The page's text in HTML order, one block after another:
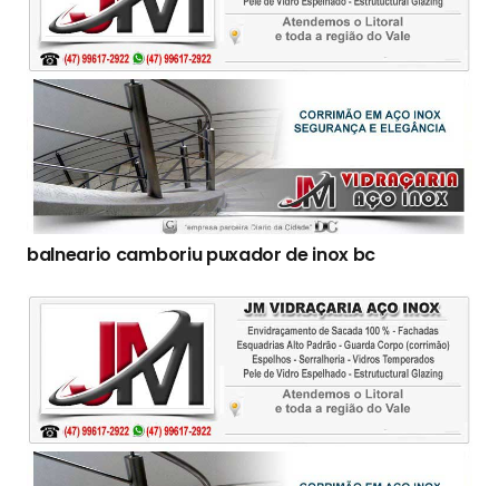
balneario camboriu puxador de inox bc